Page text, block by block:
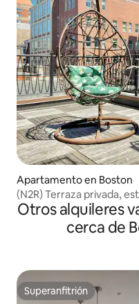
Apartamento en Boston
(N2R) Terraza privada,
privilegiada!
Otros alquileres
cerca de
Superanfitrión
Superanfitrión